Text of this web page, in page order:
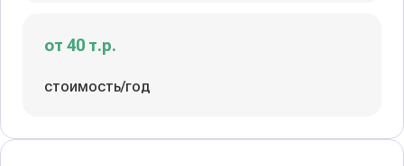
от 40 т.р.
стоимость/год